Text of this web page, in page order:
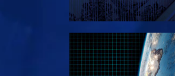
EXPLORE A SÉRIE